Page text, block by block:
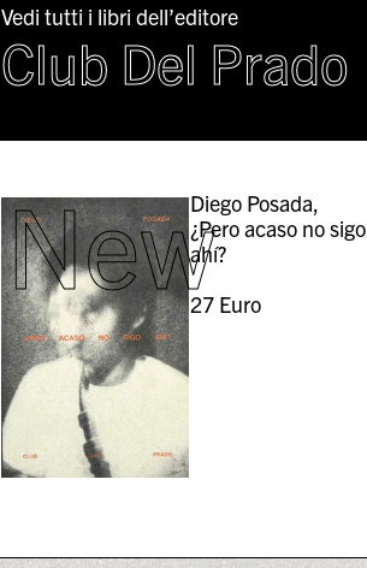
Vedi tutti i libri dell’editore
Club Del Prado
NewDiego Posada,
¿Pero acaso no sigo
ahí?
27 Euro